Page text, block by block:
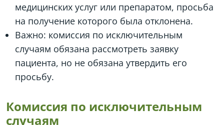
медицинских услуг или препаратом, просьба
на получение которого была отклонена.
Важно: комиссия по исключительным
случаям обязана рассмотреть заявку
пациента, но не обязана утвердить его
просьбу.
Комиссия по исключительным
случаям